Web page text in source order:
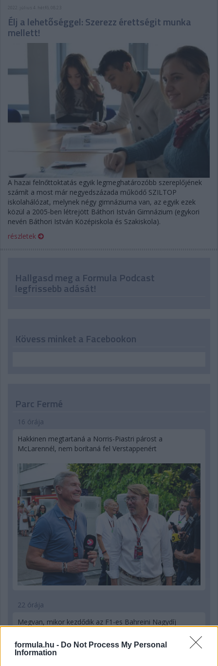
formula.hu - Do Not Process My Personal
Information
2022. július 4. hétfő, 08:23
Élj a lehetőséggel: Szerezz érettségit munka
mellett!
A hazai felnőttoktatás egyik legmeghatározóbb szereplőjének
számít a most már negyedszázada működő SZILTOP
iskolahálózat, melynek négy gimnáziuma van, az egyik ezek
közül a 2005-ben létrejött Báthori István Gimnázium (egykori
nevén Báthori István Középiskola és Szakiskola).
részletek
Hallgasd meg a Formula Podcast
legfrissebb adását!
Kövess minket a Facebookon
Parc Fermé
16 órája
Hakkinen megtartaná a Norris-Piastri párost a
McLarennél, nem borítaná fel Verstappenért
22 órája
Megvan, mikor kezdődik az F1-es Bahreini Nagydíj